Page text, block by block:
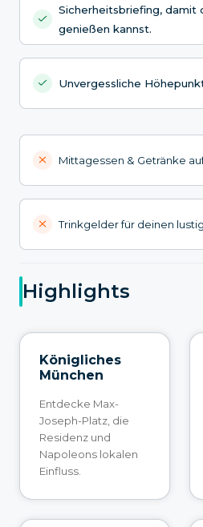
Sicherheitsbriefing, damit
genießen kannst.
Unvergessliche
Mittagessen & Getränke
Trinkgelder für deinen
Highlights
Königliches
München
Entdecke Max-
Joseph-Platz, die
Residenz und
Napoleons lokalen
Einfluss.